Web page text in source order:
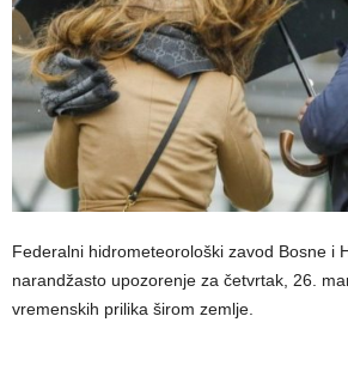
Federalni hidrometeorološki zavod Bosne i
narandžasto upozorenje za četvrtak, 26.
vremenskih prilika širom zemlje.